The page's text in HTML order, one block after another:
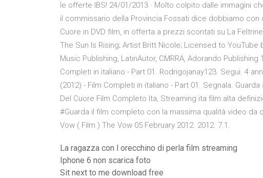
le offerte IBS! 24/01/2013 · Molto colpito dalle immagini
il commissario della Provincia Fossati dice dobbiamo
Cuore in DVD film, in offerta a prezzi scontati su La
The Sun Is Rising; Artist Britt Nicole; Licensed to YouTube
Music Publishing, LatinAutor, CMRRA, Adorando
Completi in italiano - Part 01. Rodrigojanay123. Segui. 4
(2012) - Film Completi in italiano - Part 01. Segnala.
Del Cuore Film Completo Ita, Streaming ita film alta
#Guarda il film completo con la massima qualità video da
Vow ( Film ) The Vow 05 February 2012. 2012. 7.1.
La ragazza con l orecchino di perla film streaming
Iphone 6 non scarica foto
Sit next to me download free